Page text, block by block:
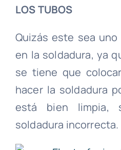
LOS TUBOS
Quizás este sea
en la soldadura, ya
se tiene que
hacer la soldadura
está bien limpia,
soldadura incorrecta.